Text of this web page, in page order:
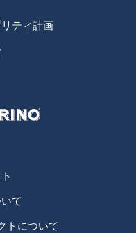
ティ計画
て
トについて